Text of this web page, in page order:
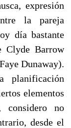
expresión
la pareja
día bastante
Clyde Barrow
Dunaway).
planificación
elementos
considero no
desde el